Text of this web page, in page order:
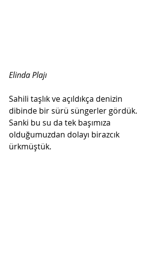
Elinda Plajı
Sahili taşlık ve açıldıkça denizin
dibinde bir sürü süngerler gördük.
Sanki bu su da tek başımıza
olduğumuzdan dolayı birazcık
ürkmüştük.